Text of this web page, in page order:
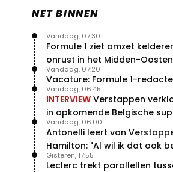
NET BINNEN
Formule 1 ziet omzet
onrust in het Midden-Oosten
Vandaag, 07:30
Vacature: Formule 1-
Vandaag, 07:20
INTERVIEW Verstappen
in opkomende Belgische
Vandaag, 06:45
Antonelli leert van
Hamilton: "Al wil ik dat ook
Vandaag, 06:00
Leclerc trekt parallellen
Gisteren, 17:55